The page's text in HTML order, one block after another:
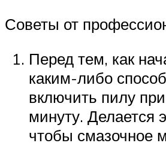
Советы от
Перед тем, как
каким-либо
включить пилу
минуту. Делается
чтобы смазочное